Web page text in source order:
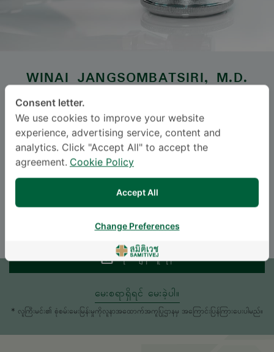
WINAI JANGSOMBATSIRI, M.D.
Specialties: Orthopedic Surgery-
Orthopedics, Orthopedic Surgery
ဘာသာစကား
ရက်ချိန်းယူရန်
မေးစရာရှိရင် မေးခဲ့ပါ။
* လူကြီးမင်း၏ စုံစမ်းမေးမြန်းမှုကိုလူနာအထောက်အကူပြုဌာနမှ အကြောင်းပြန်ကြားပေးပါမည်။
Consent letter.
We use cookies to improve your website
experience, advertising service, content and
analytics. Click "Accept All" to accept the
agreement. Cookie Policy
Accept All
Change Preferences